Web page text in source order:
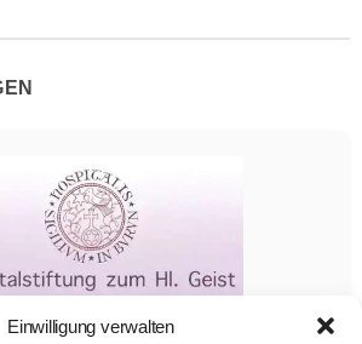
Einwilligung verwaltenin, Gesundheits- und